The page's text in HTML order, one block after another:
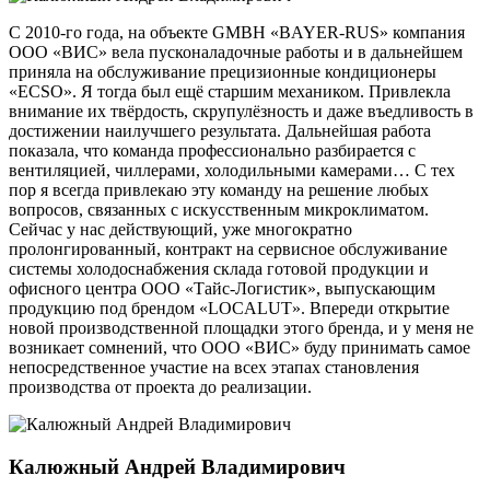
С 2010-го года, на объекте GMBH «BAYER-RUS» компания
ООО «ВИС» вела пусконаладочные работы и в дальнейшем
приняла на обслуживание прецизионные кондиционеры
«ECSO». Я тогда был ещё старшим механиком. Привлекла
внимание их твёрдость, скрупулёзность и даже въедливость в
достижении наилучшего результата. Дальнейшая работа
показала, что команда профессионально разбирается с
вентиляцией, чиллерами, холодильными камерами… С тех
пор я всегда привлекаю эту команду на решение любых
вопросов, связанных с искусственным микроклиматом.
Сейчас у нас действующий, уже многократно
пролонгированный, контракт на сервисное обслуживание
системы холодоснабжения склада готовой продукции и
офисного центра ООО «Тайс-Логистик», выпускающим
продукцию под брендом «LOCALUT». Впереди открытие
новой производственной площадки этого бренда, и у меня не
возникает сомнений, что ООО «ВИС» буду принимать самое
непосредственное участие на всех этапах становления
производства от проекта до реализации.
Калюжный Андрей Владимирович